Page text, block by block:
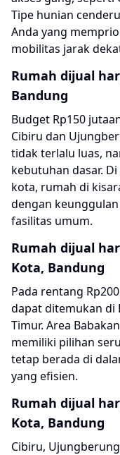
Tipe hunian
Anda yang
mobilitas jarak
Rumah dijual
Bandung
Budget Rp150
Cibiru dan
tidak terlalu luas,
kebutuhan dasar.
kota, rumah di
dengan
fasilitas umum.
Rumah dijual
Kota, Bandung
Pada rentang
dapat ditemukan di
Timur. Area
memiliki pilihan
tetap berada di
yang efisien.
Rumah dijual
Kota, Bandung
Cibiru,